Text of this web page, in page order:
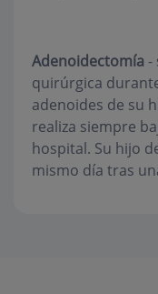
Adenoidectomía -
quirúrgica
adenoides de su
realiza siempre
hospital. Su hijo
mismo día tras